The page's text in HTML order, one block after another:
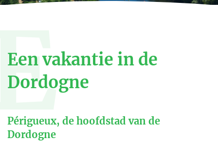
Een vakantie in de
Dordogne
Périgueux, de hoofdstad van de
Dordogne